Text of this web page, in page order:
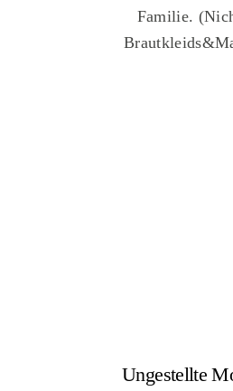
Ungestellte
Familie.